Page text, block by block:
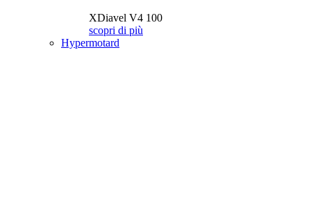
XDiavel V4 100
scopri di più
Hypermotard